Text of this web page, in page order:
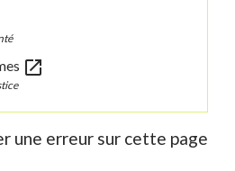
open_in_new
une erreur sur cette page